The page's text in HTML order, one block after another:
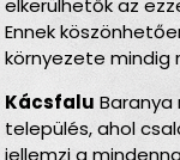
elkerülhetők az
Ennek
környezete
Kácsfalu
település, ahol
jellemzi a